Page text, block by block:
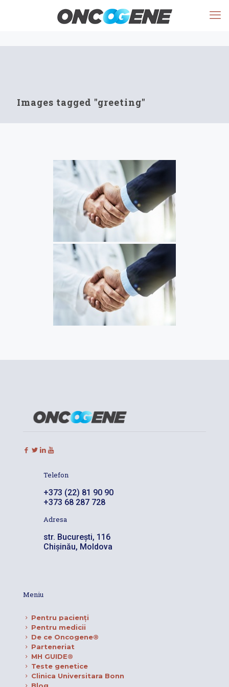
Images tagged "greeting"
Telefon
+373 (22) 81 90 90
+373 68 287 728
Adresa
str. București, 116
Chișinău, Moldova
Meniu
Pentru pacienţi
Pentru medicii
De ce Oncogene®
Parteneriat
MH GUIDE®
Teste genetice
Clinica Universitara Bonn